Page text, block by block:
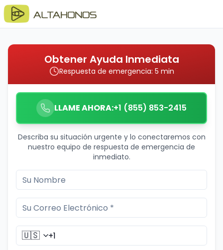
Obtener Ayuda Inmediata
Respuesta de emergencia: 5 min
LLAME AHORA:+1 (855) 853-2415
Describa su situación urgente y lo conectaremos con
nuestro equipo de respuesta de emergencia de
inmediato.
🇺🇸